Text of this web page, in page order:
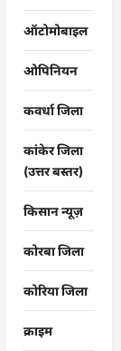
ऑटोमोबाइल
ओपिनियन
कवर्धा जिला
कांकेर जिला
(उत्तर बस्तर)
किसान न्यूज़
कोरबा जिला
कोरिया जिला
क्राइम